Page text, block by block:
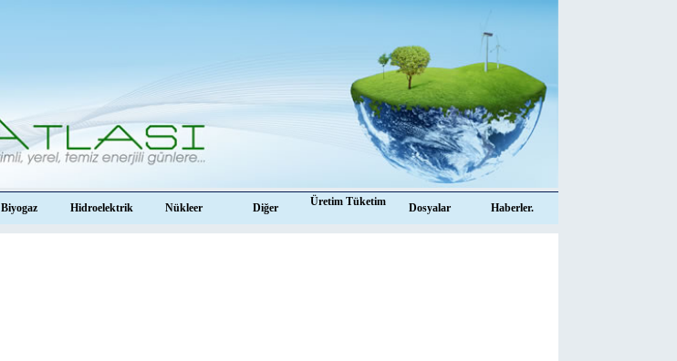
Biyogaz Hidroelektrik Nükleer Diğer Üretim Tüketim Dosyalar Haberler.